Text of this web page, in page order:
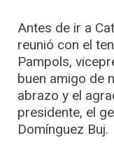
Antes de ir a
reunió con el
Pampols,
buen amigo de
abrazo y el
presidente, el
Domínguez Buj.